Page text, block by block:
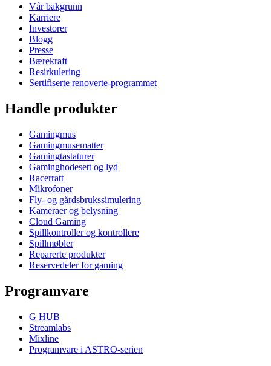
Vår bakgrunn
Karriere
Investorer
Blogg
Presse
Bærekraft
Resirkulering
Sertifiserte renoverte-programmet
Handle produkter
Gamingmus
Gamingmusematter
Gamingtastaturer
Gaminghodesett og lyd
Racerratt
Mikrofoner
Fly- og gårdsbrukssimulering
Kameraer og belysning
Cloud Gaming
Spillkontroller og kontrollere
Spillmøbler
Reparerte produkter
Reservedeler for gaming
Programvare
G HUB
Streamlabs
Mixline
Programvare i ASTRO-serien